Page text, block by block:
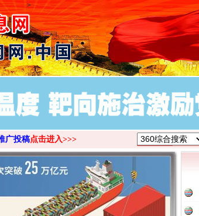
>
广投稿点击进入>>>